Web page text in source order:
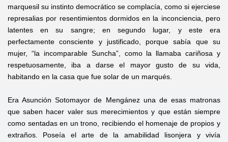
marquesil su instinto democrático se complacía, como si ejerciese
represalias por resentimientos dormidos en la inconciencia, pero
latentes en su sangre; en segundo lugar, y este era
perfectamente consciente y justificado, porque sabía que su
mujer, “la incomparable Suncha”, como la llamaba cariñosa y
respetuosamente, iba a darse el mayor gusto de su vida,
habitando en la casa que fue solar de un marqués.
Era Asunción Sotomayor de Mengánez una de esas matronas
que saben hacer valer sus merecimientos y que están siempre
como sentadas en un trono, recibiendo el homenaje de propios y
extraños. Poseía el arte de la amabilidad lisonjera y vivía